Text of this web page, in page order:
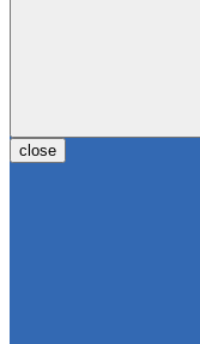
close